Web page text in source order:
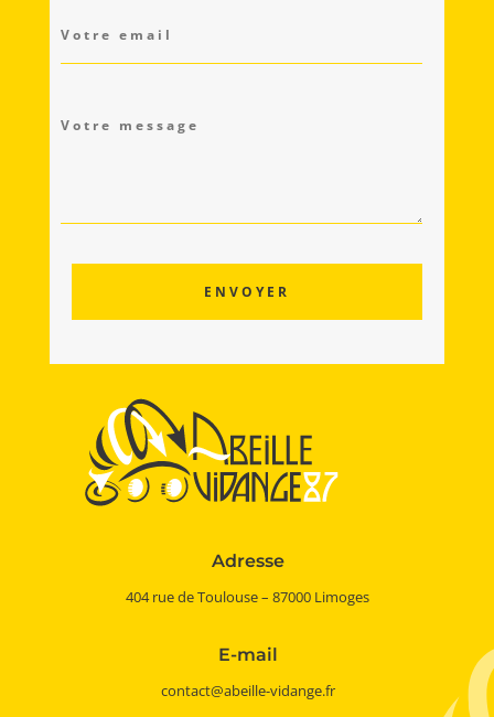
Adresse
404 rue de Toulouse – 87000 Limoges
E-mail
contact@abeille-vidange.fr